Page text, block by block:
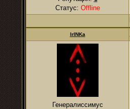
Статус: Offline
IrINKa
Генералиссимус